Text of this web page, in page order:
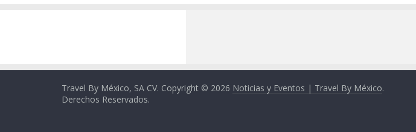
Travel By México, SA CV. Copyright © 2026 Noticias y Eventos | Travel By México.
Derechos Reservados.